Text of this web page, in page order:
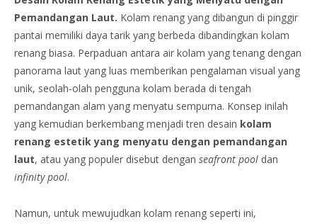
Pemandangan Laut. Kolam renang yang dibangun di pinggir
pantai memiliki daya tarik yang berbeda dibandingkan kolam
renang biasa. Perpaduan antara air kolam yang tenang dengan
panorama laut yang luas memberikan pengalaman visual yang
unik, seolah-olah pengguna kolam berada di tengah
pemandangan alam yang menyatu sempurna. Konsep inilah
yang kemudian berkembang menjadi tren desain kolam
renang estetik yang menyatu dengan pemandangan
laut, atau yang populer disebut dengan seafront pool dan
infinity pool.
Namun, untuk mewujudkan kolam renang seperti ini,